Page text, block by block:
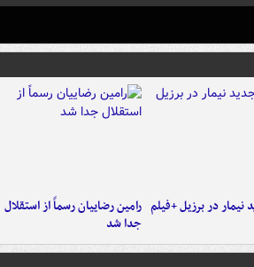
در برزیل +فیلم رامین رضاییان رسماً از استقلال
جدا شد